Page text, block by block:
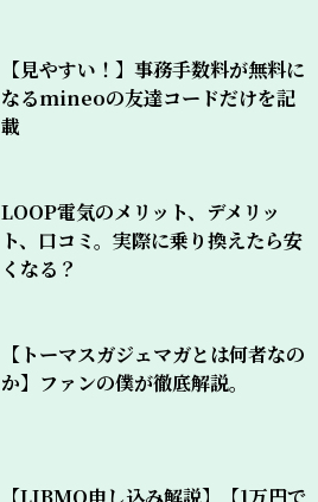
【見やすい！】事務手数料が無料に
なるmineoの友達コードだけを記
載
LOOP電気のメリット、デメリッ
ト、口コミ。実際に乗り換えたら安
くなる？
【トーマスガジェマガとは何者なの
か】ファンの僕が徹底解説。
【LIBMO申し込み解説】【1万円で